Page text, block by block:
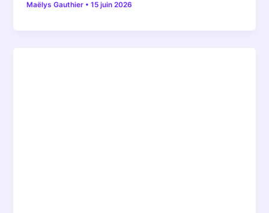
Maëlys Gauthier •15 juin 2026